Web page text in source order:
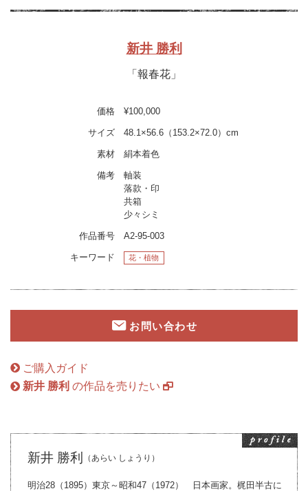
新井 勝利
「報春花」
価格 ¥100,000
サイズ 48.1×56.6（153.2×72.0）cm
素材 絹本着色
備考
軸装
落款・印
共箱
少々シミ
作品番号 A2-95-003
キーワード 花・植物
お問い合わせ
ご購入ガイド
新井 勝利 の作品を売りたい
新井 勝利 （あらい しょうり）
明治28（1895）東京～昭和47（1972） 日本画家。梶田半古に